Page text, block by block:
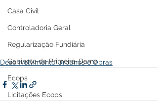
Casa Civil
Controladoria Geral
Regularização Fundiária
Gabinete da Primeira-Dama
Ecops
Licitações Ecops
Desenvolvimento Urbanos e Obras